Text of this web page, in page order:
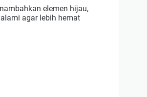
elemen hijau,
agar lebih hemat